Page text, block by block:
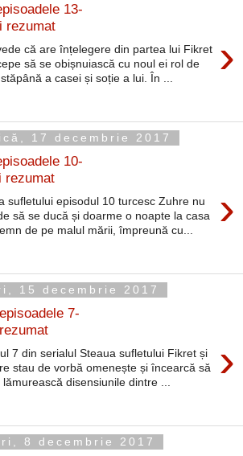
13-
rezumat
›
că are înțelegere din partea lui Fikret
să se obișnuiască cu noul ei rol de
stăpână a casei și soție a lui. În ...
17 decembrie 2017
10-
rezumat
›
sufletului episodul 10 turcesc Zuhre nu
să se ducă și doarme o noapte la casa
de pe malul mării, împreună cu...
15 decembrie 2017
7-
›
7 din serialul Steaua sufletului Fikret și
stau de vorbă omenește și încearcă să
lămurească disensiunile dintre ...
8 decembrie 2017